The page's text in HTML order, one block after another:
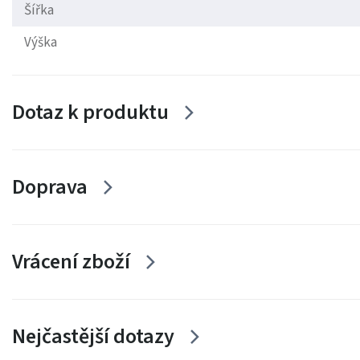
Šířka
Výška
Dotaz k produktu
Doprava
Vrácení zboží
Nejčastější dotazy